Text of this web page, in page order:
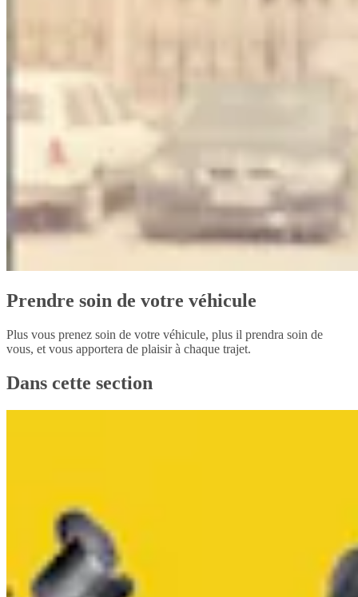
Prendre soin de votre véhicule
Plus vous prenez soin de votre véhicule, plus il prendra soin de
vous, et vous apportera de plaisir à chaque trajet.
Dans cette section